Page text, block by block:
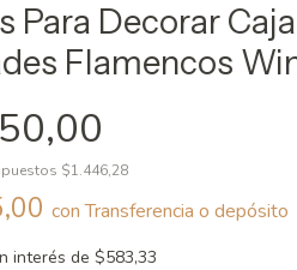
Para Decorar
Flamencos
$1.446,28
con Transferencia o depósito
interés de $583,33